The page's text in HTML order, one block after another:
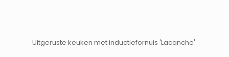
Uitgeruste keuken met inductiefornuis 'Lacanche'.